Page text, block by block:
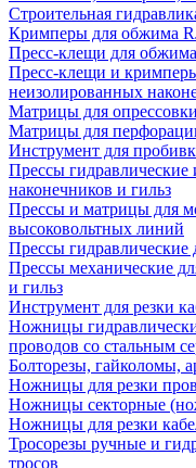
Строительная
Кримперы для обжима
Пресс-клещи для
Пресс-клещи и
неизолированных
Матрицы для опрессовки
Матрицы для
Инструмент для
Прессы гидравлические
наконечников и гильз
Прессы и матрицы для
высоковольтных линий
Прессы гидравлические
Прессы механические
и гильз
Инструмент для резки
Ножницы
проводов со стальным
Болторезы, гайколомы,
Ножницы для резки
Ножницы секторные
Ножницы для резки
Тросорезы ручные и
тросов